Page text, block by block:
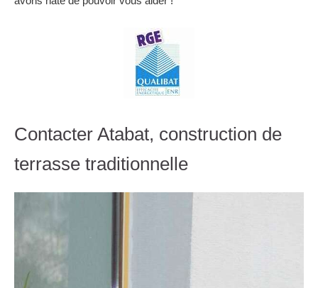
Contacter Atabat, construction de
terrasse traditionnelle